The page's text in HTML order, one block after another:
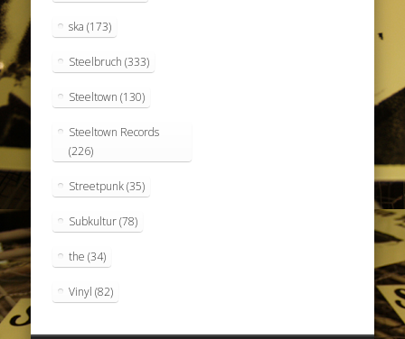
ska (173)
Steelbruch (333)
Steeltown (130)
Steeltown Records
(226)
Streetpunk(35)
Subkultur(78)
the (34)
Vinyl (82)